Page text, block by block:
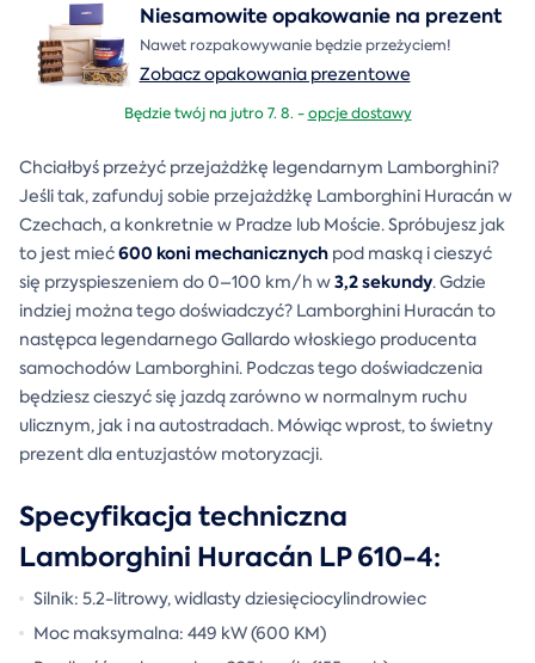
Niesamowite opakowanie na prezent
Nawet rozpakowywanie będzie przeżyciem!
Zobacz opakowania prezentowe
Będzie twój na jutro 7. 8. -opcje dostawy
Chciałbyś przeżyć przejażdżkę legendarnym Lamborghini?
Jeśli tak, zafunduj sobie przejażdżkę Lamborghini Huracán w
Czechach, a konkretnie w Pradze lub Moście. Spróbujesz jak
to jest mieć600 koni mechanicznych pod maską i cieszyć
się przyspieszeniem do 0–100 km/h w3,2 sekundy. Gdzie
indziej można tego doświadczyć? Lamborghini Huracán to
następca legendarnego Gallardo włoskiego producenta
samochodów Lamborghini. Podczas tego doświadczenia
będziesz cieszyć się jazdą zarówno w normalnym ruchu
ulicznym, jak i na autostradach. Mówiąc wprost, to świetny
prezent dla entuzjastów motoryzacji.
Specyfikacja techniczna
Lamborghini Huracán LP 610-4:
Silnik: 5.2-litrowy, widlasty dziesięciocylindrowiec
Moc maksymalna: 449 kW (600 KM)